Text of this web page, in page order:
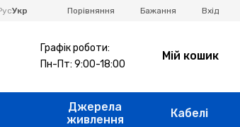
Укр Порівняння Бажання Вхід
Графік роботи:
Пн-Пт: 9:00-18:00
Мій кошик
Джерела
живлення
Кабелі